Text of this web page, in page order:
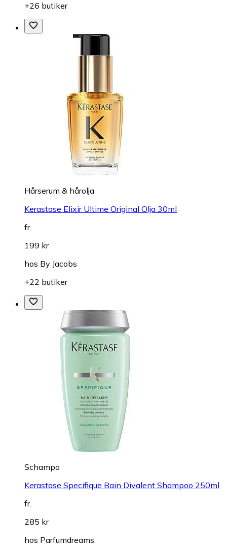
+26 butiker
Hårserum & hårolja
Kerastase Elixir Ultime Original Olja 30ml
fr.
199 kr
hos By Jacobs
+22 butiker
Schampo
Kerastase Specifique Bain Divalent Shampoo 250ml
fr.
285 kr
hos Parfumdreams